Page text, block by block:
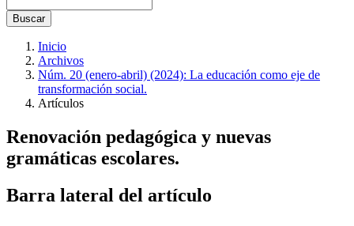
Buscar
Inicio
Archivos
Núm. 20 (enero-abril) (2024): La educación como eje de
transformación social.
Artículos
Renovación pedagógica y nuevas
gramáticas escolares.
Barra lateral del artículo